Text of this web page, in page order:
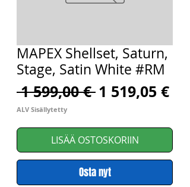
MAPEX Shellset, Saturn,
Stage, Satin White #RM
1 599,00 € Normaali
1 519,05 €
ALV Sisällytetty
LISÄÄ OSTOSKORIIN
Osta nyt